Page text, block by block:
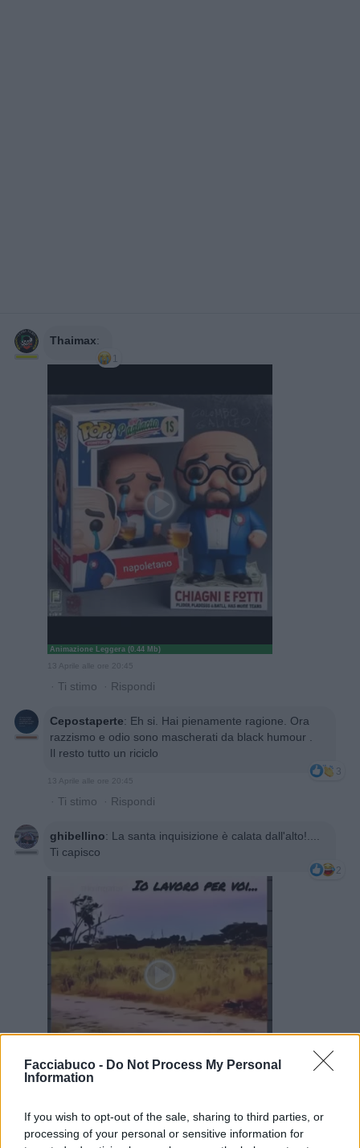
Facciabuco - Do Not Process My Personal
Information
If you wish to opt-out of the sale, sharing to third parties, or
processing of your personal or sensitive information for
Thaimax:
1
Animazione Leggera (0.44 Mb)
13 Aprile alle ore 20:45
· Ti stimo · Rispondi
Cepostaperte: Eh si. Hai pienamente ragione. Ora
razzismo e odio sono mascherati da black humour .
Il resto tutto un riciclo
3
13 Aprile alle ore 20:45
· Ti stimo · Rispondi
ghibellino: La santa inquisizione è calata dall'alto!....
Ti capisco
2
Animazione Peso Moderato (0.63 Mb)
·Ti stimo·Rispondi